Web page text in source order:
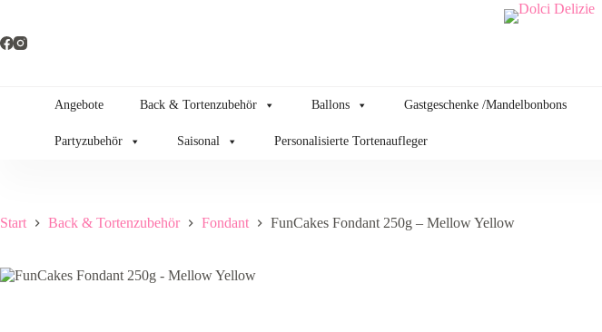
springen
Angebote Back & Tortenzubehör Ballons Gastgeschenke /Mandelbonbons
Partyzubehör Saisonal Personalisierte Tortenaufleger
Start Back & Tortenzubehör Fondant FunCakes Fondant 250g – Mellow Yellow